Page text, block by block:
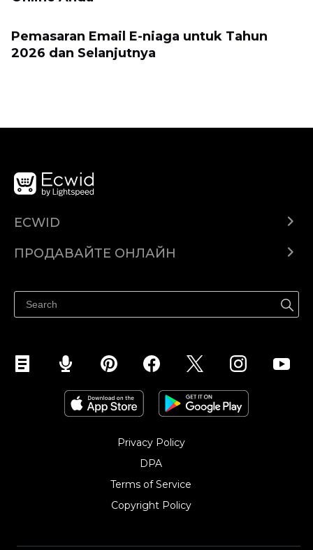
Pemasaran Email E-niaga untuk Tahun
2026 dan Selanjutnya
ECWID
Помощен център
ПРОДАВАЙТЕ ОНЛАЙН
Продавайте във Facebook
Продавайте в Instagram
Privacy Policy
DPA
Terms of Service
Copyright Policy‎